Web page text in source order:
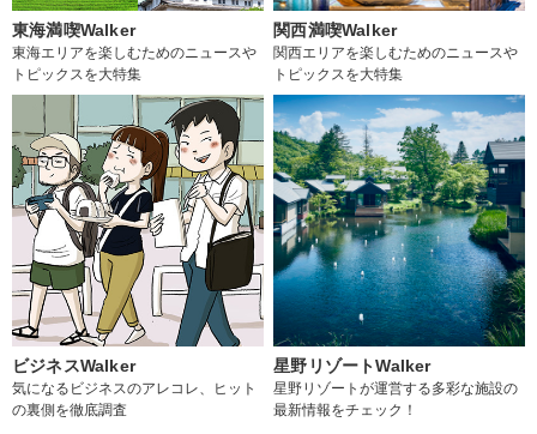
東海満喫Walker
東海エリアを楽しむためのニュースや
トピックスを大特集
関西満喫Walker
関西エリアを楽しむためのニュースや
トピックスを大特集
ビジネスWalker
気になるビジネスのアレコレ、ヒット
の裏側を徹底調査
星野リゾートWalker
星野リゾートが運営する多彩な施設の
最新情報をチェック！